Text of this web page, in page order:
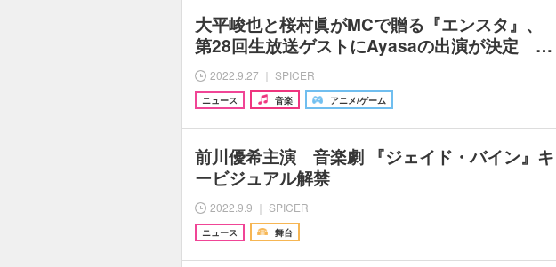
大平峻也と桜村眞がMCで贈る『エンスタ』、
第28回生放送ゲストにAyasaの出演が決定 …
2022.9.27 ｜ SPICER
ニュース 音楽 アニメ/ゲーム
前川優希主演 音楽劇 『ジェイド・バイン』キ
ービジュアル解禁
2022.9.9 ｜ SPICER
ニュース 舞台